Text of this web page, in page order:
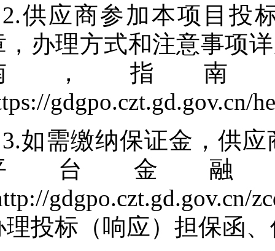
2.供应商参加本项目投
，办理方式和注意事项
，指南
gdgpo.czt.gd.gov.cn/
3.如需缴纳保证金，供
台金
gdgpo.czt.gd.gov.cn/
理投标（响应）担保函